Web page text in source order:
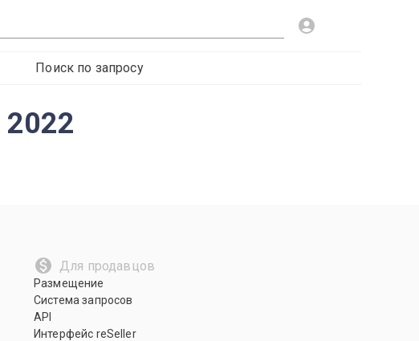
Поиск по запросу
Для продавцов
Размещение
Система запросов
API
Интерфейс reSeller